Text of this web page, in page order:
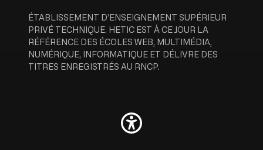
ÉTABLISSEMENT D’ENSEIGNEMENT SUPÉRIEUR
PRIVÉ TECHNIQUE. HETIC EST À CE JOUR LA
RÉFÉRENCE DES ÉCOLES WEB, MULTIMÉDIA,
NUMÉRIQUE, INFORMATIQUE ET DÉLIVRE DES
TITRES ENREGISTRÉS AU RNCP.